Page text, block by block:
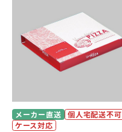
メーカー直送
個人宅配送不可
ケース対応